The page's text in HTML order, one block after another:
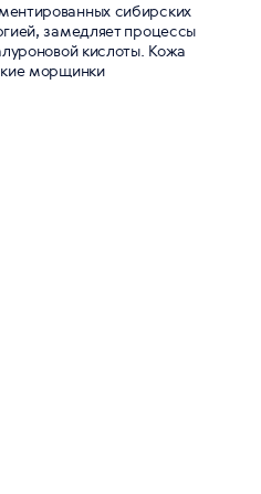
сибирских
замедляет процессы
кислоты. Кожа
морщинки